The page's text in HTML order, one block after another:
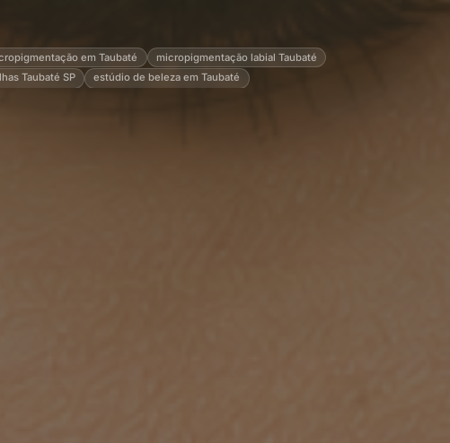
em Taubaté
micropigmentação labial Taubaté
Taubaté SP estúdio de beleza em Taubaté